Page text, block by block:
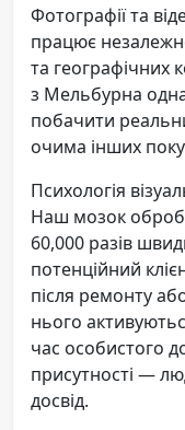
Фотографії та
працює
та географічних
з Мельбурна
побачити
очима інших
Психологія
Наш мозок
60,000 разів
потенційний
після ремонту
нього
час особистого
присутності —
досвід.